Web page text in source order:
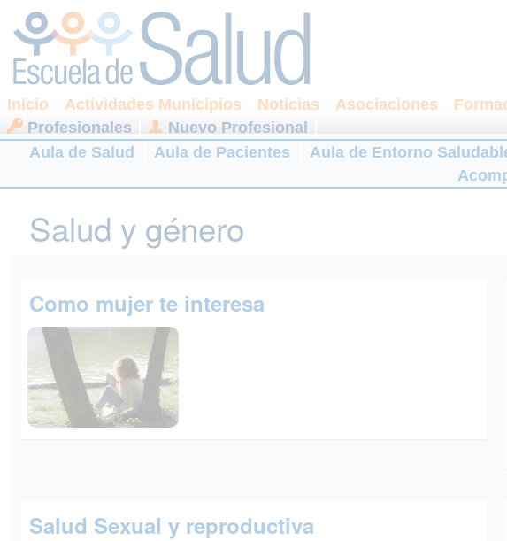
Inicio Actividades Municipios Noticias Asociaciones
Profesionales
Nuevo Profesional
Aula de Salud
Aula de Pacientes Aula de Entorno
Salud y género
Como mujer te interesa
Salud Sexual y reproductiva